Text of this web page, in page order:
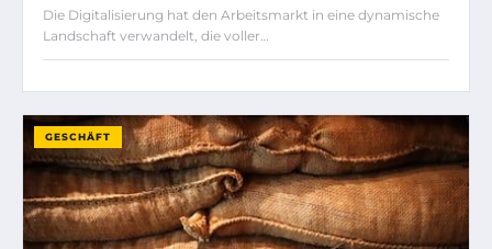
Die Digitalisierung hat den Arbeitsmarkt in eine dynamische
Landschaft verwandelt, die voller…
GESCHÄFT